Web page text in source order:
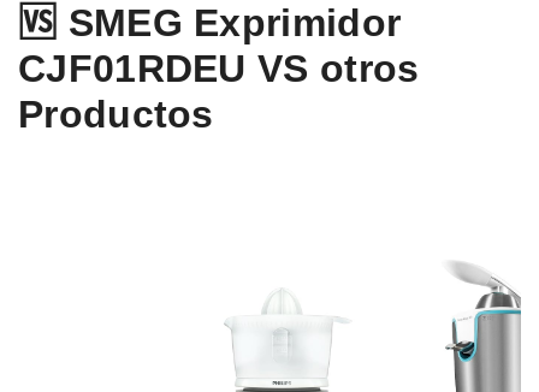
🆚 SMEG Exprimidor
CJF01RDEU VS otros
Productos